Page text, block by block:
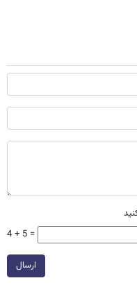
4 + 5 =
ارسال